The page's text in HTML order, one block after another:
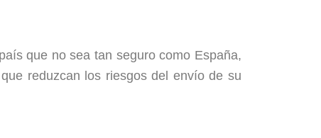
que no sea tan seguro como España,
reduzcan los riesgos del envío de su